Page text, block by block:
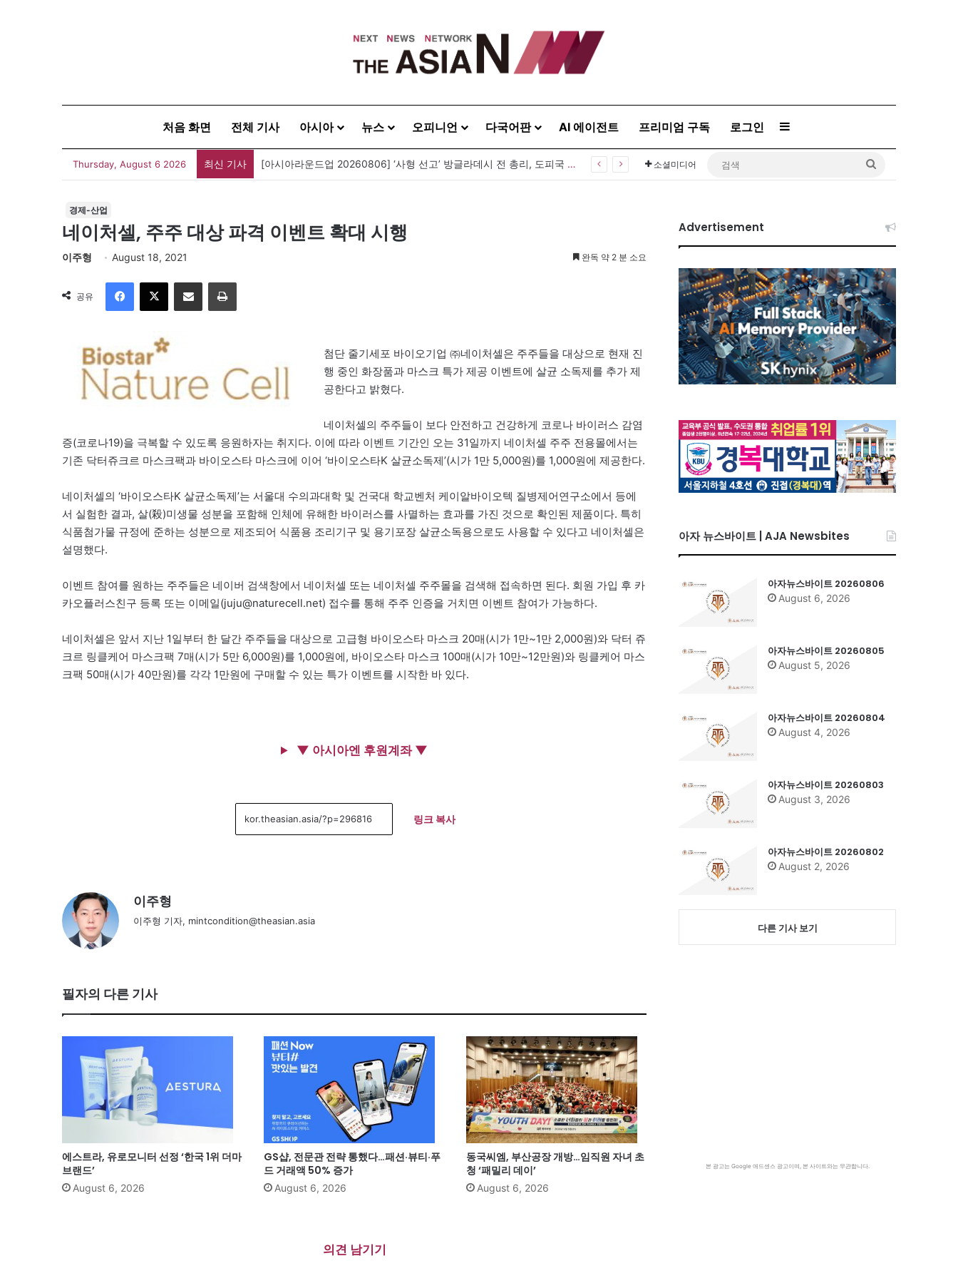
처음 화면 전체 기사 아시아 뉴스 오피니언 다국어판 AI 에이전트 프리미엄 구독 로그인 Sidebar
Thursday, August 6 2026 최신 기사 [아시아라운드업 20260806] ‘사형 선고’ 방글라데시 전 총리, 도피국 인도서 연설 소셜미디어
경제-산업
네이처셀, 주주 대상 파격 이벤트 확대 시행
이주형 August 18, 2021 완독 약 2 분 소요
공유
이메일
첨단 줄기세포 바이오기업 ㈜네이처셀은 주주들을 대상으로 현재 진
행 중인 화장품과 마스크 특가 제공 이벤트에 살균 소독제를 추가 제
공한다고 밝혔다.
네이처셀의 주주들이 보다 안전하고 건강하게 코로나 바이러스 감염
증(코로나19)을 극복할 수 있도록 응원하자는 취지다. 이에 따라 이벤트 기간인 오는 31일까지 네이처셀 주주 전용몰에서는
기존 닥터쥬크르 마스크팩과 바이오스타 마스크에 이어 ‘바이오스타K 살균소독제’(시가 1만 5,000원)를 1,000원에 제공한다.
네이처셀의 ‘바이오스타K 살균소독제’는 서울대 수의과대학 및 건국대 학교벤처 케이알바이오텍 질병제어연구소에서 등에
서 실험한 결과, 살(殺)미생물 성분을 포함해 인체에 유해한 바이러스를 사멸하는 효과를 가진 것으로 확인된 제품이다. 특히
식품첨가물 규정에 준하는 성분으로 제조되어 식품용 조리기구 및 용기포장 살균소독용으로도 사용할 수 있다고 네이처셀은
설명했다.
이벤트 참여를 원하는 주주들은 네이버 검색창에서 네이처셀 또는 네이처셀 주주몰을 검색해 접속하면 된다. 회원 가입 후 카
카오플러스친구 등록 또는 이메일(juju@naturecell.net) 접수를 통해 주주 인증을 거치면 이벤트 참여가 가능하다.
네이처셀은 앞서 지난 1일부터 한 달간 주주들을 대상으로 고급형 바이오스타 마스크 20매(시가 1만~1만 2,000원)와 닥터 쥬
크르 링클케어 마스크팩 7매(시가 5만 6,000원)를 1,000원에, 바이오스타 마스크 100매(시가 10만~12만원)와 링클케어 마스
크팩 50매(시가 40만원)를 각각 1만원에 구매할 수 있는 특가 이벤트를 시작한 바 있다.
▼ 아시아엔 후원계좌 ▼
링크 복사
이주형
이주형 기자, mintcondition@theasian.asia
필자의 다른 기사
에스트라, 유로모니터 선정 ‘한국 1위 더마
브랜드’
August 6, 2026
GS샵, 전문관 전략 통했다…패션·뷰티·푸
드 거래액 50% 증가
August 6, 2026
동국씨엠, 부산공장 개방…임직원 자녀 초
청 ‘패밀리 데이’
August 6, 2026
의견 남기기
Advertisement
아자 뉴스바이트 | AJA Newsbites
아자뉴스바이트 20260806
August 6, 2026
아자뉴스바이트 20260805
August 5, 2026
아자뉴스바이트 20260804
August 4, 2026
아자뉴스바이트 20260803
August 3, 2026
아자뉴스바이트 20260802
August 2, 2026
다른 기사 보기
본 광고는 Google 애드센스 광고이며, 본 사이트와는 무관합니다.